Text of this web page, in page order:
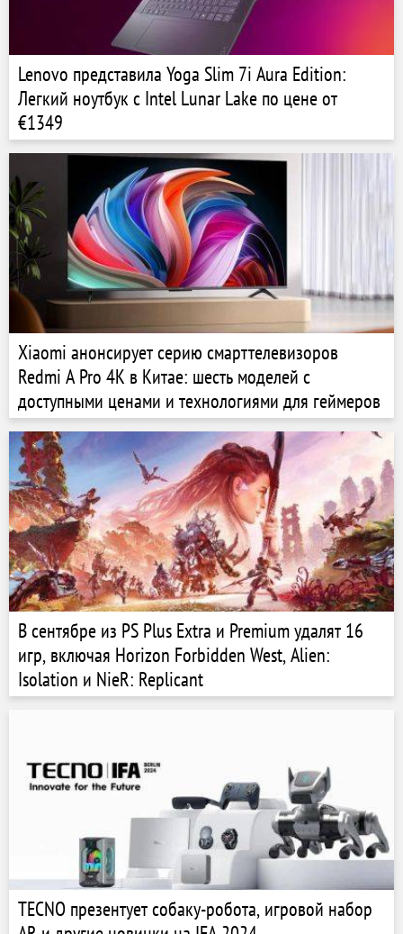
Lenovo представила Yoga Slim 7i Aura Edition:
Легкий ноутбук с Intel Lunar Lake по цене от
€1349
Xiaomi анонсирует серию смарттелевизоров
Redmi A Pro 4K в Китае: шесть моделей с
доступными ценами и технологиями для геймеров
В сентябре из PS Plus Extra и Premium удалят 16
игр, включая Horizon Forbidden West, Alien:
Isolation и NieR: Replicant
TECNO презентует собаку-робота, игровой набор